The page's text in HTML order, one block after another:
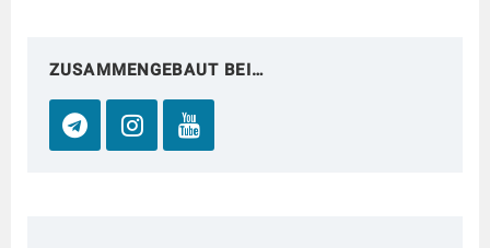
ZUSAMMENGEBAUT BEI…